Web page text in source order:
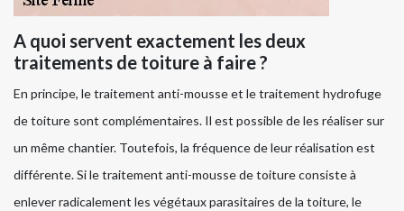
A quoi servent exactement les deux
traitements de toiture à faire ?
En principe, le traitement anti-mousse et le traitement hydrofuge
de toiture sont complémentaires. Il est possible de les réaliser sur
un même chantier. Toutefois, la fréquence de leur réalisation est
différente. Si le traitement anti-mousse de toiture consiste à
enlever radicalement les végétaux parasitaires de la toiture, le